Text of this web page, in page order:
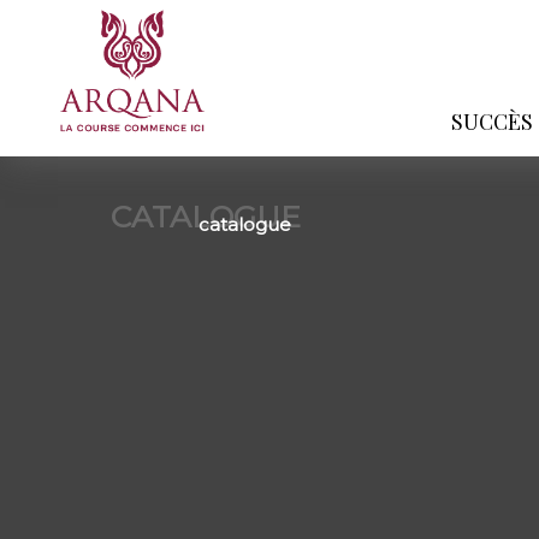
SUCCÈS
CATALOGUE
catalogue